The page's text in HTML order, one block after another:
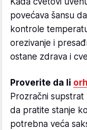
povećava šansu
kontrole
orezivanje i
ostane zdrava i
Proverite da li
Prozračni supstrat
da pratite stanje
potrebna veća